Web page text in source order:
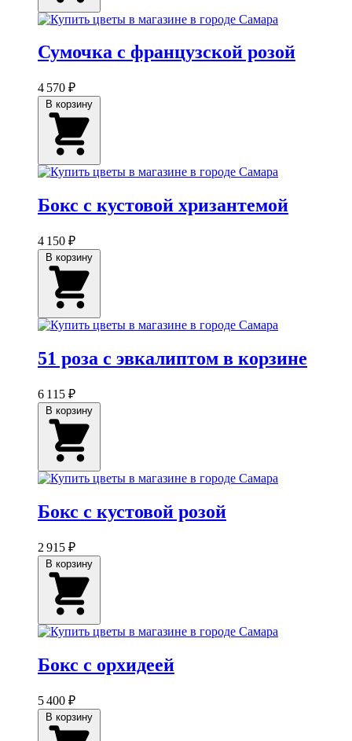
Сумочка с французской розой
4 570 ₽
Бокс с кустовой хризантемой
4 150 ₽
51 роза с эвкалиптом в корзине
6 115 ₽
Бокс с кустовой розой
2 915 ₽
Бокс с орхидеей
5 400 ₽